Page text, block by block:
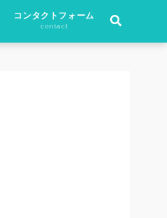
コンタクトフォーム
contact